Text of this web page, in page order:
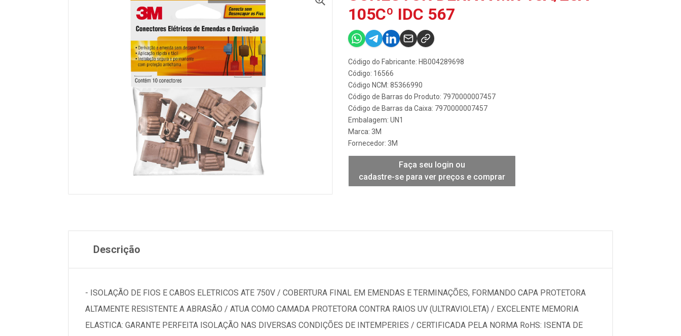
105Cº IDC 567
Código do Fabricante: HB004289698
Código: 16566
Código NCM: 85366990
Código de Barras do Produto: 7970000007457
Código de Barras da Caixa: 7970000007457
Embalagem: UN1
Marca: 3M
Fornecedor: 3M
Faça seu login ou
cadastre-se para ver preços e comprar
Descrição
- ISOLAÇÃO DE FIOS E CABOS ELETRICOS ATE 750V / COBERTURA FINAL EM EMENDAS E TERMINAÇÕES, FORMANDO CAPA PROTETORA
ALTAMENTE RESISTENTE A ABRASÃO / ATUA COMO CAMADA PROTETORA CONTRA RAIOS UV (ULTRAVIOLETA) / EXCELENTE MEMORIA
ELASTICA: GARANTE PERFEITA ISOLAÇÃO NAS DIVERSAS CONDIÇÕES DE INTEMPERIES / CERTIFICADA PELA NORMA RoHS: ISENTA DE